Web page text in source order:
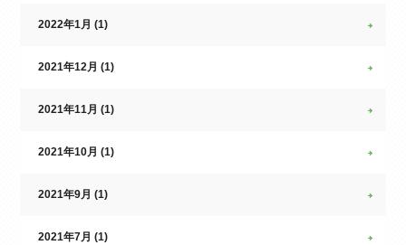
2022年1月 (1)
2021年12月 (1)
2021年11月 (1)
2021年10月 (1)
2021年9月 (1)
2021年7月 (1)